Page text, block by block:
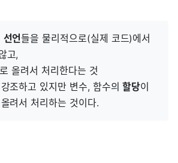
선언들을 물리적으로(실제 코드)에서
고,
올려서 처리한다는 것
조하고 있지만 변수, 함수의할당이
려서 처리하는 것이다.